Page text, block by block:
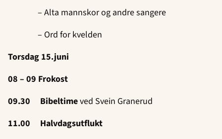
– Alta mannskor og andre sangere
– Ord for kvelden
Torsdag 15.juni
08 – 09 Frokost
09.30 Bibeltimeved Svein Granerud
11.00 Halvdagsutflukt